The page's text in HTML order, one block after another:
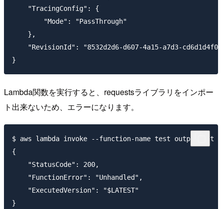
    "TracingConfig": {
        "Mode": "PassThrough"
    },
"RevisionId": "8532d2d6-d607-4a15-a7d3-
Lambda関数を実行すると、requestsライブラリをインポー
ト出来ないため、エラーになります。
$ aws lambda invoke --function-name test output.txt
{
    "StatusCode": 200,
    "FunctionError": "Unhandled",
    "ExecutedVersion": "$LATEST"
}